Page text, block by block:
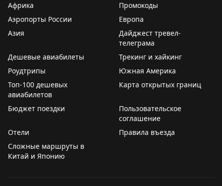
отмечает, что они помогли ему быстро научиться
правильно действовать в чрезвычайной ситуации.
Вопрос остается открытым: как найти баланс между
комфортом гостей и эффективностью подготовки к
реальной опасности?
The Gate with Brian Cohen Original
Африка
Промокоды
Аэропорты России
Европа
Азия
Дайджест тревел-
телеграма
Дешевые авиабилеты
Трекинг и хайкинг
Роудтрипы
Южная Америка
Топ-100 дешевых
авиабилетов
Карта открытых границ
Бюджет поездки
Пользовательское
соглашение
Отели
Правила въезда
Сложные маршруты в
Китай и Японию